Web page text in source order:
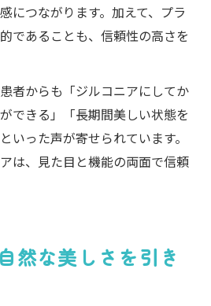
につながります。加えて、プラ
であることも、信頼性の高さを
者からも「ジルコニアにしてか
できる」「長期間美しい状態を
いった声が寄せられています。
は、見た目と機能の両面で信頼
然な美しさを引き